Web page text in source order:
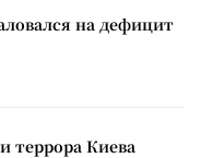
на дефицит
террора Киева